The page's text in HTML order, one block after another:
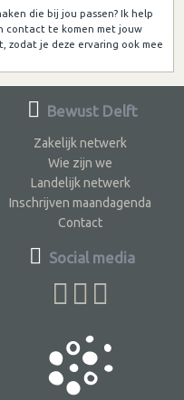
die bij jou passen? Ik help
contact te komen met jouw
zodat je deze ervaring ook mee
Bewust Delft
Zakelijk netwerk
Wie zijn we
Landelijk netwerk
Inschrijven maandagenda
Contact
Social media